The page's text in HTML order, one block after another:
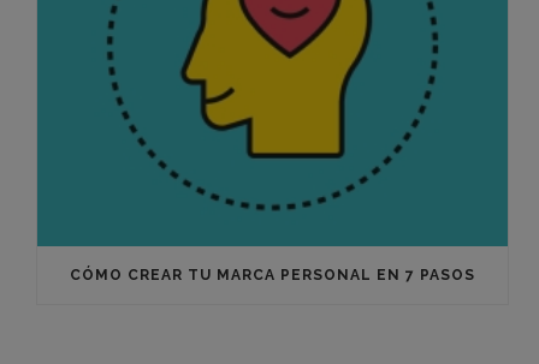
CÓMO CREAR TU MARCA PERSONAL EN 7 PASOS